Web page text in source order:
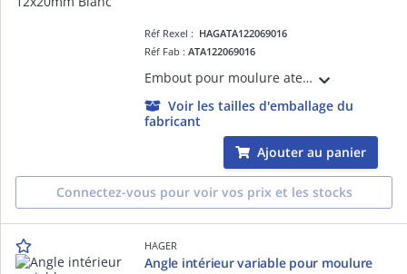
Réf Rexel : HAGATA122069016
Réf Fab :ATA122069016
Embout pour moulure ateha 12x20mm Blanc. Permet de masquer les défauts de coupe et de respecter l'indice de protection.
Voir les tailles d'emballage du
fabricant
Ajouter au panier
Connectez-vous pour voir vos prix et les stocks
HAGER
Angle intérieur variable pour moulure